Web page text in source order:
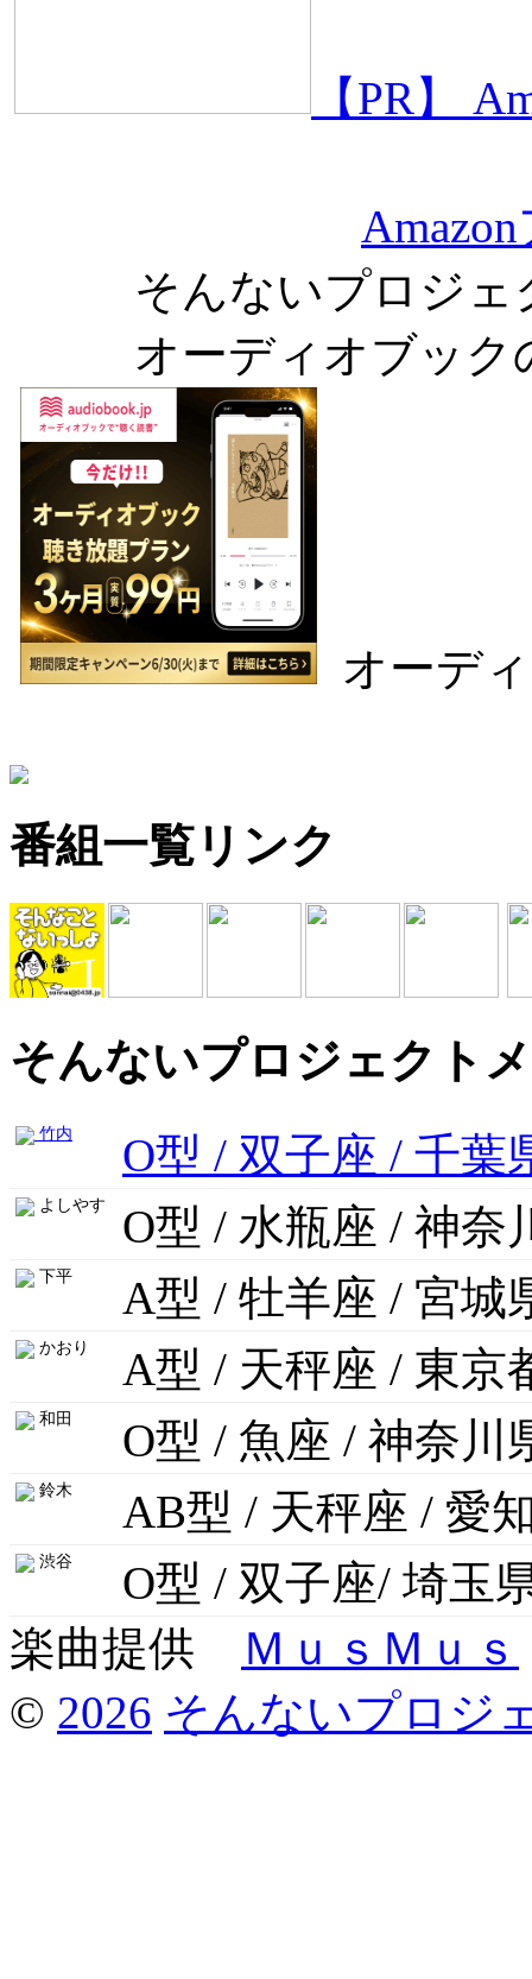
【PR】
そんないプロジェ
オーディオブック
オーデ
番組一覧リンク
そんないプロジェクト
竹内 O型 / 双子座 / 千葉
よしやす O型 / 水瓶座 / 神奈
下平 A型 / 牡羊座 / 宮城
かおり A型 / 天秤座 / 東京
和田 O型 / 魚座 / 神奈川
鈴木 AB型 / 天秤座 / 愛
渋谷
O型 / 双子座/ 埼玉
楽曲提供
ＭｕｓＭｕｓ
© 2026 そんないプロジ